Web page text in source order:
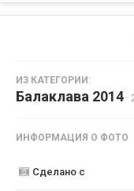
ИЗ КАТЕГОРИИ:
Балаклава 2014
ИНФОРМАЦИЯ О ФОТО
Сделано с